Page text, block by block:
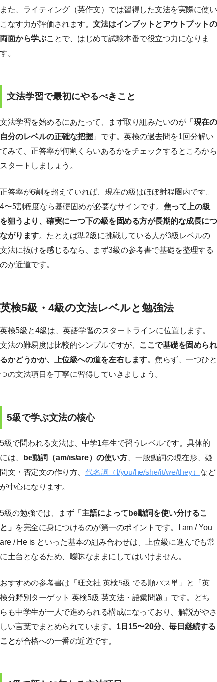
また、ライティング（英作文）では習得した文法を実際に使い
こなす力が評価されます。 文法はインプットとアウトプットの
両面から学ぶことで、はじめて試験本番で役立つ力になりま
す。
文法学習で最初にやるべきこと
文法学習を始めるにあたって、まず取り組みたいのが「 現在の
自分のレベルの正確な把握 」です。英検の過去問を1回分解い
てみて、正答率が何割くらいあるかをチェックするところから
スタートしましょう。
正答率が6割を超えていれば、現在の級はほぼ射程圏内です。
4〜5割程度なら基礎固めが必要なサインです。 焦って上の級
を狙うより、確実に一つ下の級を固める方が長期的な成長につ
ながります。たとえば準2級に挑戦している人が3級レベルの
文法に抜けを感じるなら、まず3級の参考書で基礎を整理する
のが近道です。
英検5級・4級の文法レベルと勉強法
英検5級と4級は、英語学習のスタートラインに位置します。
文法の難易度は比較的シンプルですが、
ここで基礎を固められ
るかどうかが、上位級への道を左右します。焦らず、一つひと
つの文法項目を丁寧に習得していきましょう。
5級で学ぶ文法の核心
5級で問われる文法は、中学1年生で習うレベルです。具体的
には、
be動詞（am/is/are）の使い方 、一般動詞の現在形、疑
問文・否定文の作り方、 代名詞（I/you/he/she/it/we/they） など
が中心になります。
5級の勉強では、まず 「主語によってbe動詞を使い分けるこ
と」 を完全に身につけるのが第一のポイントです。I am / You
are / He is といった基本の組み合わせは、上位級に進んでも常
に土台となるため、曖昧なままにしてはいけません。
おすすめの参考書は「旺文社 英検5級 でる順パス単」と「英
検分野別ターゲット 英検5級 英文法・語彙問題」です。どち
らも中学生が一人で進められる構成になっており、解説がやさ
しい言葉でまとめられています。 1日15〜20分、毎日継続する
ことが合格への一番の近道です。